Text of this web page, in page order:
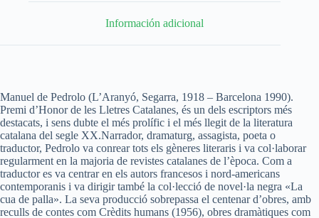
Información adicional
Manuel de Pedrolo (L’Aranyó, Segarra, 1918 – Barcelona 1990).
Premi d’Honor de les Lletres Catalanes, és un dels escriptors més
destacats, i sens dubte el més prolífic i el més llegit de la literatura
catalana del segle XX.Narrador, dramaturg, assagista, poeta o
traductor, Pedrolo va conrear tots els gèneres literaris i va col·laborar
regularment en la majoria de revistes catalanes de l’època. Com a
traductor es va centrar en els autors francesos i nord-americans
contemporanis i va dirigir també la col·lecció de novel·la negra «La
cua de palla». La seva producció sobrepassa el centenar d’obres, amb
reculls de contes com Crèdits humans (1956), obres dramàtiques com